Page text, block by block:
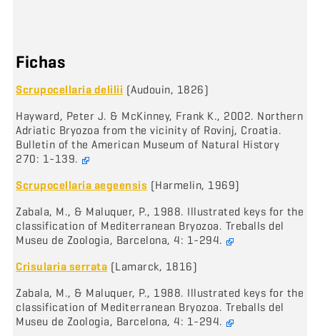
Fichas
Scrupocellaria delilii (Audouin, 1826)
Hayward, Peter J. & McKinney, Frank K., 2002. Northern
Adriatic Bryozoa from the vicinity of Rovinj, Croatia.
Bulletin of the American Museum of Natural History
270: 1-139.
Scrupocellaria aegeensis (Harmelin, 1969)
Zabala, M., & Maluquer, P., 1988. Illustrated keys for the
classification of Mediterranean Bryozoa. Treballs del
Museu de Zoologia, Barcelona, 4: 1-294.
Crisularia serrata (Lamarck, 1816)
Zabala, M., & Maluquer, P., 1988. Illustrated keys for the
classification of Mediterranean Bryozoa. Treballs del
Museu de Zoologia, Barcelona, 4: 1-294.